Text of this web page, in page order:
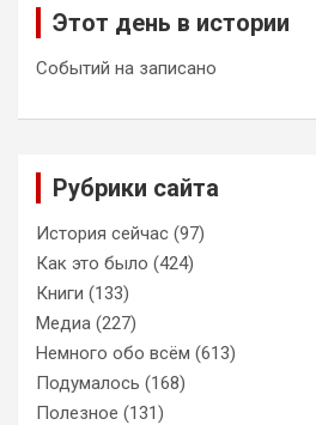
Этот день в истории
Событий на записано
Рубрики сайта
История сейчас (97)
Как это было (424)
Книги (133)
Медиа (227)
Немного обо всём (613)
Подумалось (168)
Полезное (131)